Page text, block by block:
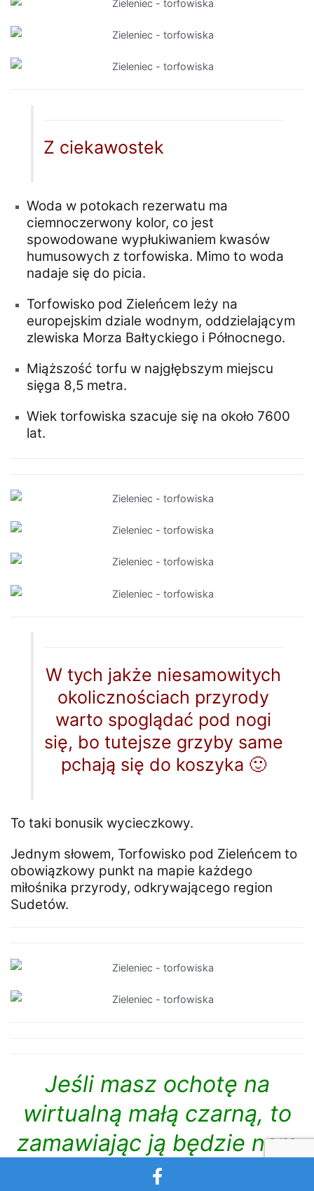
Z ciekawostek
Woda w potokach rezerwatu ma
ciemnoczerwony kolor, co jest
spowodowane wypłukiwaniem kwasów
humusowych z torfowiska. Mimo to woda
nadaje się do picia.
Torfowisko pod Zieleńcem leży na
europejskim dziale wodnym, oddzielającym
zlewiska Morza Bałtyckiego i Północnego.
Miąższość torfu w najgłębszym miejscu
sięga 8,5 metra.
Wiek torfowiska szacuje się na około 7600
lat.
W tych jakże niesamowitych
okolicznościach przyrody
warto spoglądać pod nogi
się, bo tutejsze grzyby same
pchają się do koszyka 🙂
To taki bonusik wycieczkowy.
Jednym słowem, Torfowisko pod Zieleńcem to
obowiązkowy punkt na mapie każdego
miłośnika przyrody, odkrywającego region
Sudetów.
Jeśli masz ochotę na
wirtualną małą czarną, to
zamawiając ją będzie nam
niezmiernie miło, a Ty